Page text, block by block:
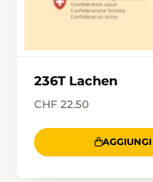
236T Lachen
CHF 22.50